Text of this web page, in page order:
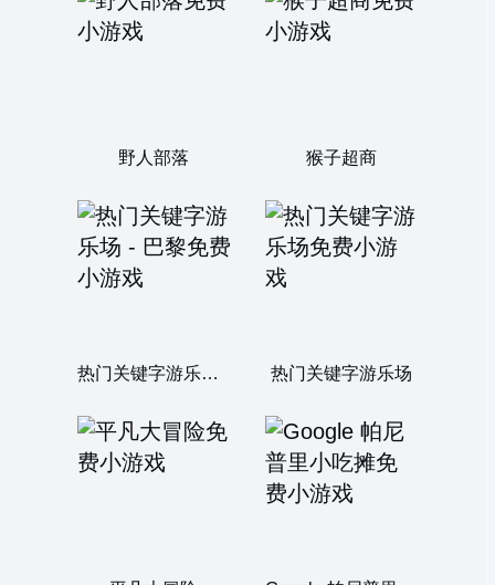
野人部落 猴子超商
热门关键字游乐场 - 巴黎 热门关键字游乐场